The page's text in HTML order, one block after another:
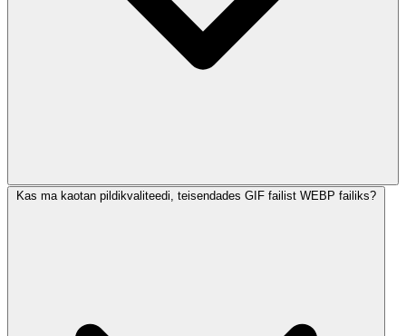
Kas ma kaotan pildikvaliteedi, teisendades GIF failist WEBP failiks?